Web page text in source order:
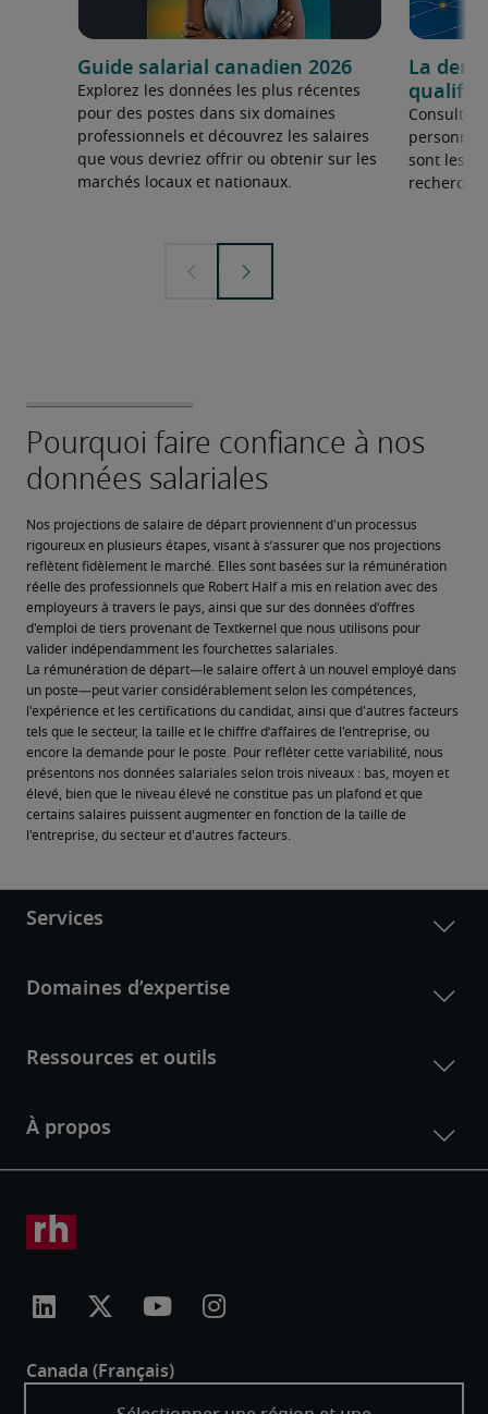
Guide salarial canadien 2026
Explorez les données les plus récentes
pour des postes dans six domaines
professionnels et découvrez les salaires
que vous devriez offrir ou obtenir sur les
marchés locaux et nationaux.
La
qualifié
Consultez
personnel
sont les
Nos projections de salaire de départ proviennent d'un processus
rigoureux en plusieurs étapes, visant à s’assurer que nos projections
reflètent fidèlement le marché. Elles sont basées sur la rémunération
réelle des professionnels que Robert Half a mis en relation avec des
employeurs à travers le pays, ainsi que sur des données d'offres
d'emploi de tiers provenant de Textkernel que nous utilisons pour
valider indépendamment les fourchettes salariales.
La rémunération de départ—le salaire offert à un nouvel employé dans
un poste—peut varier considérablement selon les compétences,
l'expérience et les certifications du candidat, ainsi que d'autres facteurs
tels que le secteur, la taille et le chiffre d’affaires de l'entreprise, ou
encore la demande pour le poste. Pour refléter cette variabilité, nous
présentons nos données salariales selon trois niveaux : bas, moyen et
élevé, bien que le niveau élevé ne constitue pas un plafond et que
certains salaires puissent augmenter en fonction de la taille de
l'entreprise, du secteur et d'autres facteurs.